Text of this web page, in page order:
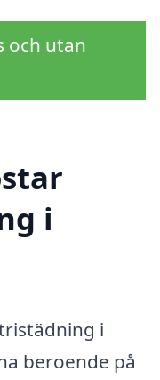
och utan
i
i
beroende på